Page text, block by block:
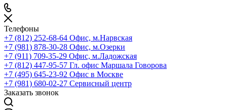
Телефоны
+7 (812) 252-68-64 Офис, м.Нарвская
+7 (981) 878-30-28 Офис, м.Озерки
+7 (911) 709-35-29 Офис, м.Ладожская
+7 (812) 447-95-57 Гл. офис Маршала Говорова
+7 (495) 645-23-92 Офис в Москве
+7 (981) 680-02-27 Сервисный центр
Заказать звонок